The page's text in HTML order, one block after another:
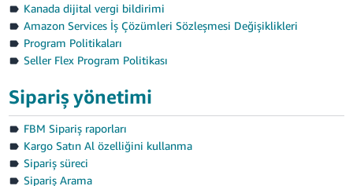
Giriş
yap
Kanada dijital vergi bildirimi
Amazon Services İş Çözümleri Sözleşmesi Değişiklikleri
Program Politikaları
Seller Flex Program Politikası
Sipariş yönetimi
FBM Sipariş raporları
Kargo Satın Al özelliğini kullanma
Sipariş süreci
Sipariş Arama